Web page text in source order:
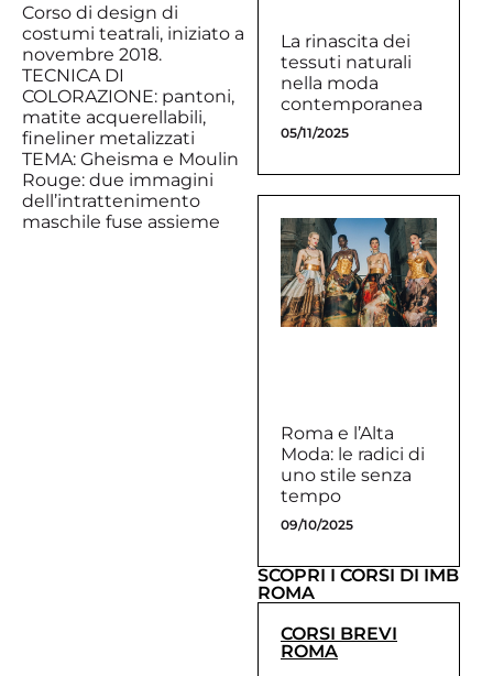
Corso di design di
costumi teatrali, iniziato a
novembre 2018.
TECNICA DI
COLORAZIONE: pantoni,
matite acquerellabili,
fineliner metalizzati
TEMA: Gheisma e Moulin
Rouge: due immagini
dell’intrattenimento
maschile fuse assieme
La rinascita dei
tessuti naturali
nella moda
contemporanea
05/11/2025
Roma e l’Alta
Moda: le radici di
uno stile senza
tempo
09/10/2025
SCOPRI I CORSI DI IMB
ROMA
CORSI BREVI
ROMA